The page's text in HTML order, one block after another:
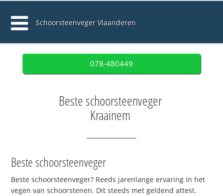
Schoorsteenveger Vlaanderen
078-480449
Beste schoorsteenveger
Kraainem
Beste schoorsteenveger
Beste schoorsteenveger? Reeds jarenlange ervaring in het
vegen van schoorstenen. Dit steeds met geldend attest.